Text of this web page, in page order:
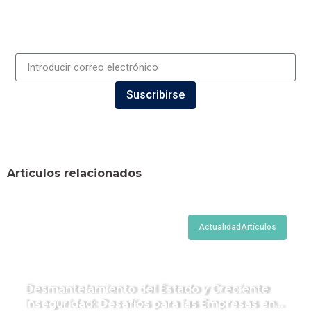
Suscribirse
Artículos relacionados
ActualidadArtículos
Desmantelamiento del Estado y Creciente
Inseguridad: Desafíos para las Empresas en